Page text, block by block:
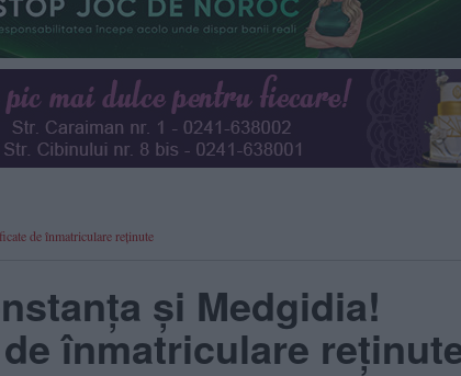
de înmatriculare reținute
și Medgidia!
înmatriculare